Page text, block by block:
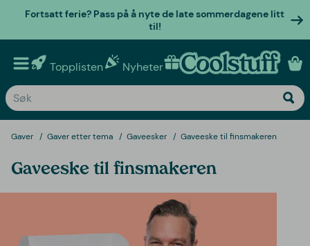
Fortsatt ferie? Pass på å nyte de late sommerdagene litt
til!
Topplisten Nyheter Personlige gaver
Gaver Gaver etter tema Gaveesker Gaveeske til finsmakeren
Gaveeske til finsmakeren